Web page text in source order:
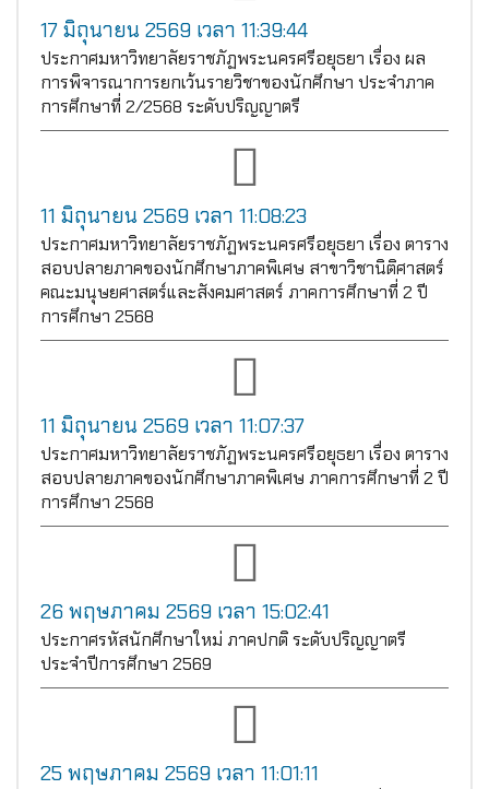
17 มิถุนายน 2569 เวลา 11:39:44
ประกาศมหาวิทยาลัยราชภัฏพระนครศรีอยุธยา เรื่อง ผล
การพิจารณาการยกเว้นรายวิชาของนักศึกษา ประจำภาค
การศึกษาที่ 2/2568 ระดับปริญญาตรี
11 มิถุนายน 2569 เวลา 11:08:23
ประกาศมหาวิทยาลัยราชภัฏพระนครศรีอยุธยา เรื่อง ตาราง
สอบปลายภาคของนักศึกษาภาคพิเศษ สาขาวิชานิติศาสตร์
คณะมนุษยศาสตร์และสังคมศาสตร์ ภาคการศึกษาที่ 2 ปี
การศึกษา 2568
11 มิถุนายน 2569 เวลา 11:07:37
ประกาศมหาวิทยาลัยราชภัฏพระนครศรีอยุธยา เรื่อง ตาราง
สอบปลายภาคของนักศึกษาภาคพิเศษ ภาคการศึกษาที่ 2 ปี
การศึกษา 2568
26 พฤษภาคม 2569 เวลา 15:02:41
ประกาศรหัสนักศึกษาใหม่ ภาคปกติ ระดับปริญญาตรี
ประจำปีการศึกษา 2569
25 พฤษภาคม 2569 เวลา 11:01:11